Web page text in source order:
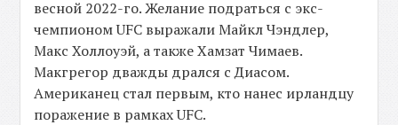
весной 2022-го. Желание подраться с экс-
чемпионом UFC выражали Майкл Чэндлер,
Макс Холлоуэй, а также Хамзат Чимаев.
Макгрегор дважды дрался с Диасом.
Американец стал первым, кто нанес ирландцу
поражение в рамках UFC.